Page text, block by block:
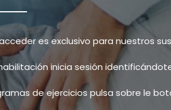
es exclusivo para nuestros
inicia sesión
de ejercicios pulsa sobre le